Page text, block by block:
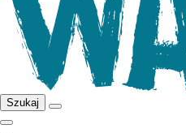
Szukaj